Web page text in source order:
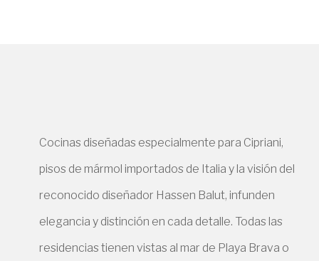
Cocinas diseñadas especialmente para Cipriani,
pisos de mármol importados de Italia y la visión del
reconocido diseñador Hassen Balut, infunden
elegancia y distinción en cada detalle. Todas las
residencias tienen vistas al mar de Playa Brava o